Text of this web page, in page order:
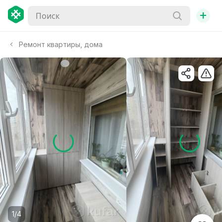
+
Ремонт квартиры, дома
1/4